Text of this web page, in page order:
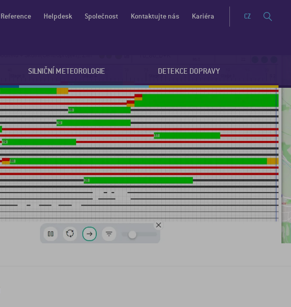
SILNIČNÍ METEOROLOGIE DETEKCE DOPRAVY
Reference Helpdesk Společnost Kontaktujte nás Kariéra CZ